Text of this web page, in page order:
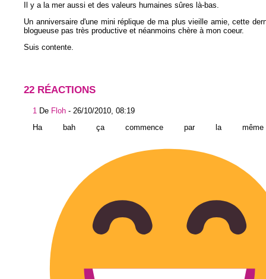
Il y a la mer aussi et des valeurs humaines sûres là-bas.
Un anniversaire d'une mini réplique de ma plus vieille amie, cette
blogueuse pas très productive et néanmoins chère à mon coeur.
Suis contente.
22 RÉACTIONS
1 De Floh - 26/10/2010, 08:19
Ha bah ça commence par la même